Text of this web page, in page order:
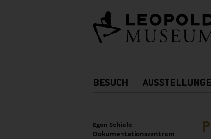
BESUCH
Sidebar
UNTERNAVIGATION
Egon Schiele
Dokumentationszentrum